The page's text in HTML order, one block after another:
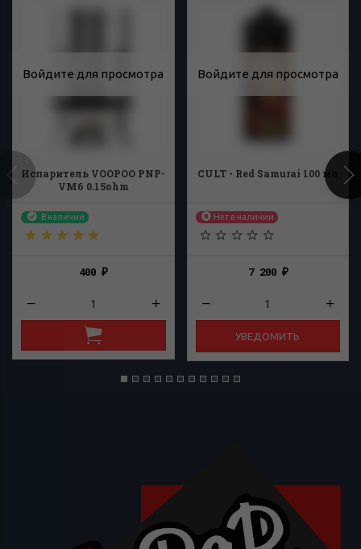
Войдите для просмотра
Испаритель VOOPOO PNP-
VM6 0.15ohm
В наличии
400₽
Войдите для просмотра
CULT - Red Samurai 100 мл
Нет в наличии
7 200 ₽
УВЕДОМИТЬ